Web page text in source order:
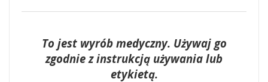
To jest wyrób medyczny. Używaj go
zgodnie z instrukcją używania lub
etykietą.